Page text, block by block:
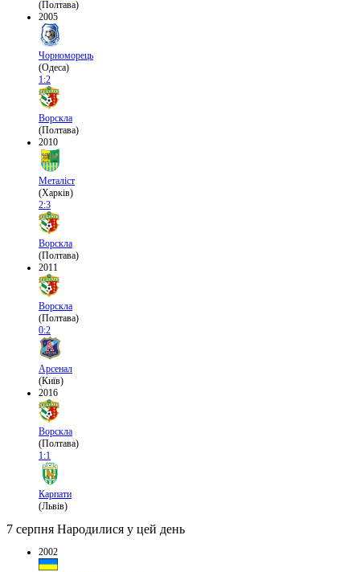
(Полтава)
2005
Чорноморець
(Одеса)
1:2
Ворскла
(Полтава)
2010
Металіст
(Харків)
2:3
Ворскла
(Полтава)
2011
Ворскла
(Полтава)
0:2
Арсенал
(Київ)
2016
Ворскла
(Полтава)
1:1
Карпати
(Львів)
7 серпня Народилися у цей день
2002